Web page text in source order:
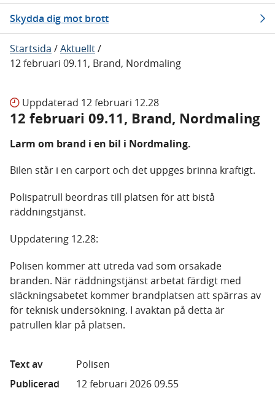
Skydda dig mot brott
Startsida /Aktuellt/
12 februari 09.11, Brand, Nordmaling
Uppdaterad 12 februari 12.28
12 februari 09.11, Brand, Nordmaling
Larm om brand i en bil i Nordmaling.
Bilen står i en carport och det uppges brinna kraftigt.
Polispatrull beordras till platsen för att bistå
räddningstjänst.
Uppdatering 12.28:
Polisen kommer att utreda vad som orsakade
branden. När räddningstjänst arbetat färdigt med
släckningsabetet kommer brandplatsen att spärras av
för teknisk undersökning. I avaktan på detta är
patrullen klar på platsen.
Text av
Polisen
Publicerad
12 februari 2026 09.55